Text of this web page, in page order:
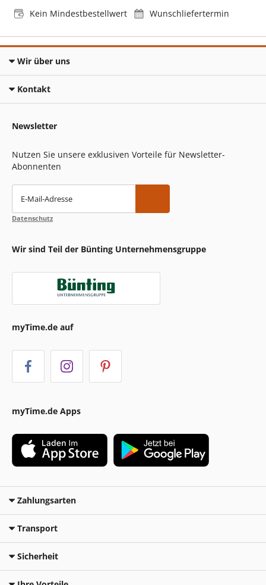
Kein Mindestbestellwert
Wunschliefertermin
Wir über uns
Kontakt
Newsletter
Nutzen Sie unsere exklusiven Vorteile für Newsletter-
Abonnenten
E-Mail-Adresse
Datenschutz
Wir sind Teil der Bünting Unternehmensgruppe
myTime.de auf
myTime.de Apps
Zahlungsarten
Transport
Sicherheit